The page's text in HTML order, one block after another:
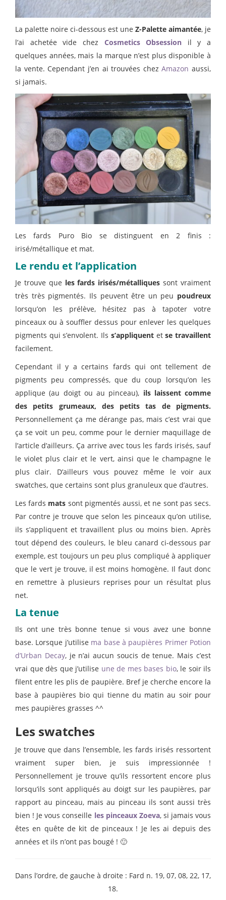
La palette noire ci-dessous est une Z-Palette aimantée, je
l’ai achetée vide chez Cosmetics Obsession il y a
quelques années, mais la marque n’est plus disponible à
la vente. Cependant j’en ai trouvées chezAmazon aussi,
si jamais.
Les fards Puro Bio se distinguent en 2 finis :
irisé/métallique et mat.
Le rendu et l’application
Je trouve que les fards irisés/métalliques sont vraiment
très très pigmentés. Ils peuvent être un peu poudreux
lorsqu’on les prélève, hésitez pas à tapoter votre
pinceaux ou à souffler dessus pour enlever les quelques
pigments qui s’envolent. Ils s’appliquentetse travaillent
facilement.
Cependant il y a certains fards qui ont tellement de
pigments peu compressés, que du coup lorsqu’on les
applique (au doigt ou au pinceau), ils laissent comme
des petits grumeaux, des petits tas de pigments.
Personnellement ça me dérange pas, mais c’est vrai que
ça se voit un peu, comme pour le dernier maquillage de
l’article d’ailleurs. Ça arrive avec tous les fards irisés, sauf
le violet plus clair et le vert, ainsi que le champagne le
plus clair. D’ailleurs vous pouvez même le voir aux
swatches, que certains sont plus granuleux que d’autres.
Les fards mats sont pigmentés aussi, et ne sont pas secs.
Par contre je trouve que selon les pinceaux qu’on utilise,
ils s’appliquent et travaillent plus ou moins bien. Après
tout dépend des couleurs, le bleu canard ci-dessous par
exemple, est toujours un peu plus compliqué à appliquer
que le vert je trouve, il est moins homogène. Il faut donc
en remettre à plusieurs reprises pour un résultat plus
net.
La tenue
Ils ont une très bonne tenue si vous avez une bonne
base. Lorsque j’utilise ma base à paupières Primer Potion
d’Urban Decay, je n’ai aucun soucis de tenue. Mais c’est
vrai que dès que j’utilise une de mes bases bio, le soir ils
filent entre les plis de paupière. Bref je cherche encore la
base à paupières bio qui tienne du matin au soir pour
mes paupières grasses ^^
Les swatches
Je trouve que dans l’ensemble, les fards irisés ressortent
vraiment super bien, je suis impressionnée !
Personnellement je trouve qu’ils ressortent encore plus
lorsqu’ils sont appliqués au doigt sur les paupières, par
rapport au pinceau, mais au pinceau ils sont aussi très
bien ! Je vous conseille les pinceaux Zoeva, si jamais vous
êtes en quête de kit de pinceaux ! Je les ai depuis des
années et ils n’ont pas bougé ! 🙂
Dans l’ordre, de gauche à droite : Fard n. 19, 07, 08, 22, 17,
18.